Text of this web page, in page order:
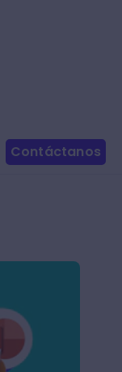
Contáctanos
te ayudarán a